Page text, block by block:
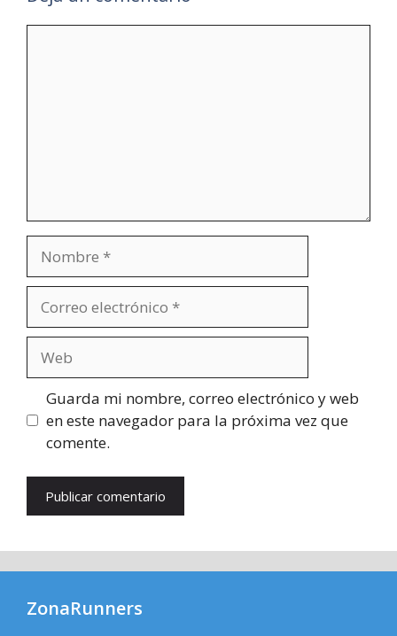
electrónico
Guarda mi nombre, correo electrónico y web
en este navegador para la próxima vez que
comente.
ZonaRunners